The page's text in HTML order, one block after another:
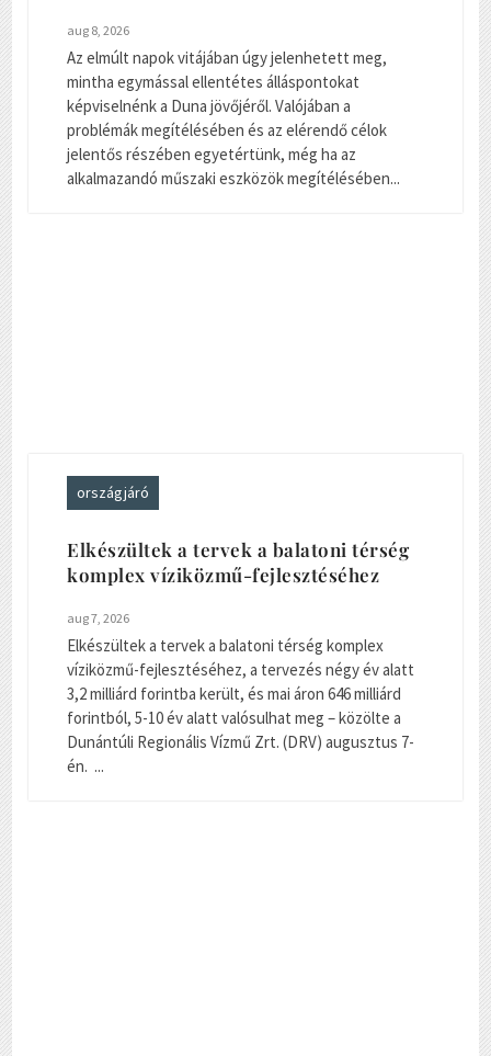
aug 8, 2026
Az elmúlt napok vitájában úgy jelenhetett meg,
mintha egymással ellentétes álláspontokat
képviselnénk a Duna jövőjéről. Valójában a
problémák megítélésében és az elérendő célok
jelentős részében egyetértünk, még ha az
alkalmazandó műszaki eszközök megítélésében...
országjáró
Elkészültek a tervek a balatoni térség
komplex víziközmű-fejlesztéséhez
aug 7, 2026
Elkészültek a tervek a balatoni térség komplex
víziközmű-fejlesztéséhez, a tervezés négy év alatt
3,2 milliárd forintba került, és mai áron 646 milliárd
forintból, 5-10 év alatt valósulhat meg – közölte a
Dunántúli Regionális Vízmű Zrt. (DRV) augusztus 7-
én. ...